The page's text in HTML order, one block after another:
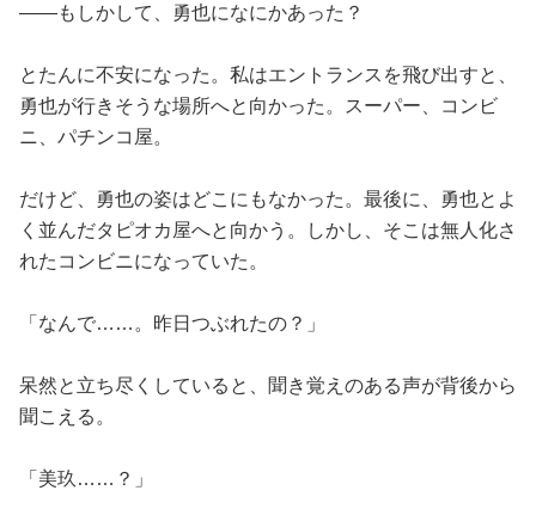
――もしかして、勇也になにかあった？
とたんに不安になった。私はエントランスを飛び出すと、
勇也が行きそうな場所へと向かった。スーパー、コンビ
ニ、パチンコ屋。
だけど、勇也の姿はどこにもなかった。最後に、勇也とよ
く並んだタピオカ屋へと向かう。しかし、そこは無人化さ
れたコンビニになっていた。
「なんで……。昨日つぶれたの？」
呆然と立ち尽くしていると、聞き覚えのある声が背後から
聞こえる。
「美玖……？」